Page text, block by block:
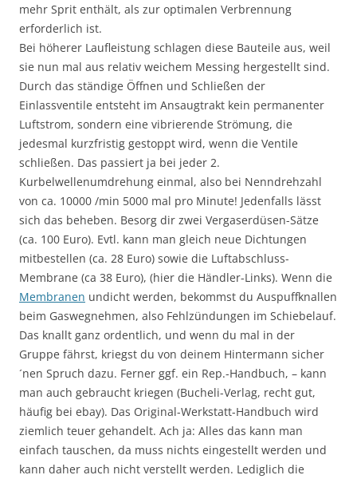
mehr Sprit enthält, als zur optimalen Verbrennung
erforderlich ist.
Bei höherer Laufleistung schlagen diese Bauteile aus, weil
sie nun mal aus relativ weichem Messing hergestellt sind.
Durch das ständige Öffnen und Schließen der
Einlassventile entsteht im Ansaugtrakt kein permanenter
Luftstrom, sondern eine vibrierende Strömung, die
jedesmal kurzfristig gestoppt wird, wenn die Ventile
schließen. Das passiert ja bei jeder 2.
Kurbelwellenumdrehung einmal, also bei Nenndrehzahl
von ca. 10000 /min 5000 mal pro Minute! Jedenfalls lässt
sich das beheben. Besorg dir zwei Vergaserdüsen-Sätze
(ca. 100 Euro). Evtl. kann man gleich neue Dichtungen
mitbestellen (ca. 28 Euro) sowie die Luftabschluss-
Membrane (ca 38 Euro), (hier die Händler-Links). Wenn die
Membranen undicht werden, bekommst du Auspuffknallen
beim Gaswegnehmen, also Fehlzündungen im Schiebelauf.
Das knallt ganz ordentlich, und wenn du mal in der
Gruppe fährst, kriegst du von deinem Hintermann sicher
´nen Spruch dazu. Ferner ggf. ein Rep.-Handbuch, – kann
man auch gebraucht kriegen (Bucheli-Verlag, recht gut,
häufig bei ebay). Das Original-Werkstatt-Handbuch wird
ziemlich teuer gehandelt. Ach ja: Alles das kann man
einfach tauschen, da muss nichts eingestellt werden und
kann daher auch nicht verstellt werden. Lediglich die